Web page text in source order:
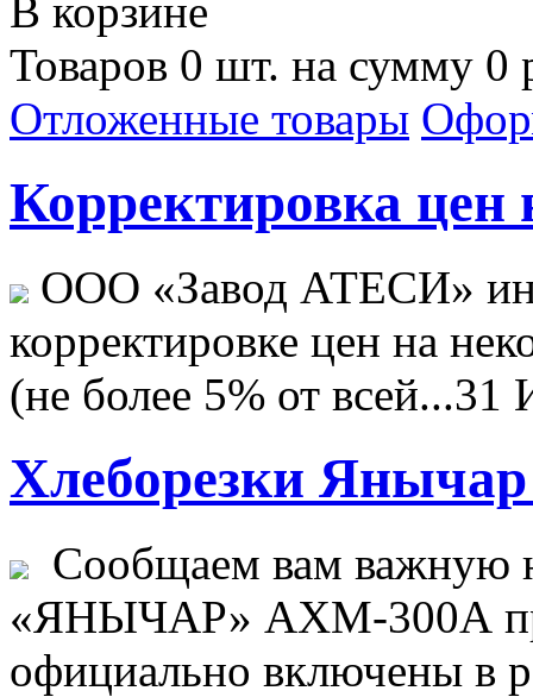
В корзине
Товаров 0 шт. на сумму 0
Отложенные товары
Корректировка цен
ООО «Завод АТЕСИ»
корректировке цен на
(не более 5% от всей...31
Хлеборезки Янычар
Сообщаем вам важную
«ЯНЫЧАР» АХМ-300А
официально включены в